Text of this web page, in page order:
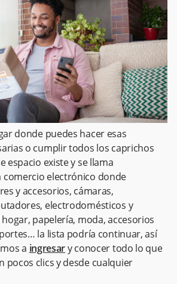
donde puedes hacer esas
o cumplir todos los caprichos
espacio existe y se llama
comercio electrónico donde
y accesorios, cámaras,
electrodomésticos y
papelería, moda, accesorios
la lista podría continuar, así
a ingresary conocer todo lo que
pocos clics y desde cualquier